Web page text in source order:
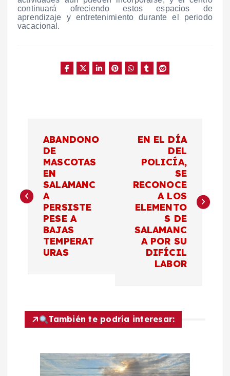
continuará ofreciendo estos espacios de
aprendizaje y entretenimiento durante el periodo
vacacional.
e
ó
ABANDONO
DE
MASCOTAS
EN
SALAMANC
A
PERSISTE
PESE A
BAJAS
TEMPERAT
URAS
EN EL DÍA
DEL
POLICÍA,
SE
RECONOCE
A LOS
ELEMENTO
S DE
SALAMANC
A POR SU
DIFÍCIL
LABOR
También te podría interesar: